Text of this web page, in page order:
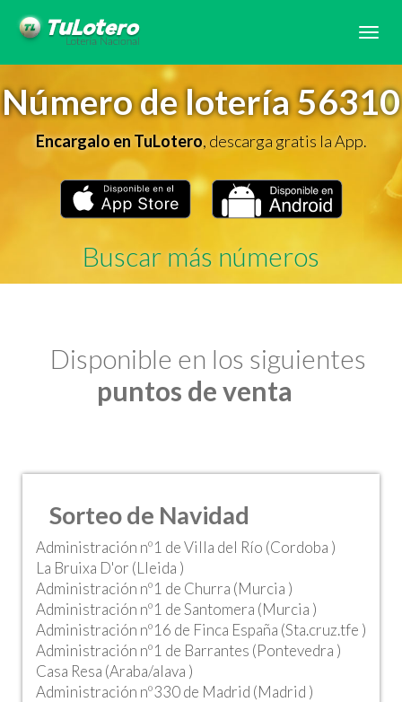
Número de lotería 56310
Encargalo en TuLotero, descarga gratis la App.
Buscar más números
Disponible en los siguientes
puntos de venta
Sorteo de Navidad
Administración nº1 de Villa del Río (Cordoba )
La Bruixa D'or (Lleida )
Administración nº1 de Churra (Murcia )
Administración nº1 de Santomera (Murcia )
Administración nº16 de Finca España (Sta.cruz.tfe )
Administración nº1 de Barrantes (Pontevedra )
Casa Resa (Araba/alava )
Administración nº330 de Madrid (Madrid )